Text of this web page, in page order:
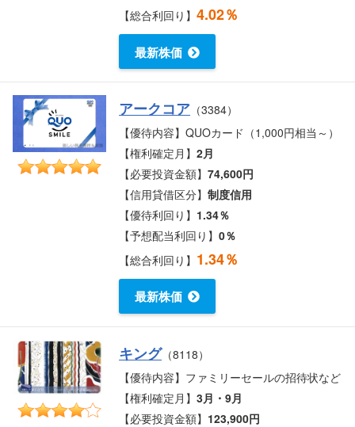
【総合利回り】4.02％
最新株価
アークコア （3384）
【優待内容】QUOカード（1,000円相当～）
【権利確定月】2月
【必要投資金額】74,600円
【信用貸借区分】制度信用
【優待利回り】 1.34％
【予想配当利回り】0％
【総合利回り】 1.34％
最新株価
キング（8118）
【優待内容】ファミリーセールの招待状など
【権利確定月】3月・9月
【必要投資金額】 123,900円